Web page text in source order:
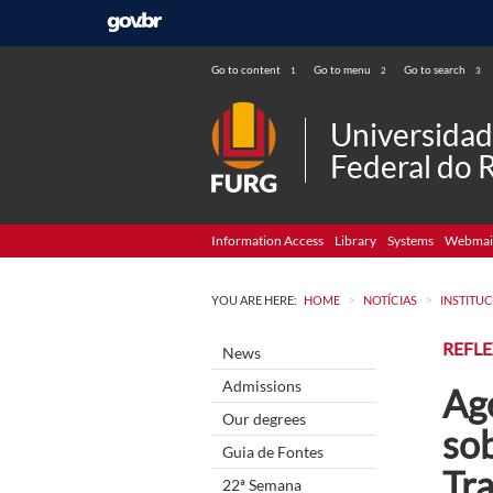
Go to content 1 Go to menu 2 Go to search 3
Federal do
Information Access Library Systems
YOU ARE HERE: HOME > NOTÍCIAS >
News
Admissions
Our degrees
Guia de Fontes
22ª Semana